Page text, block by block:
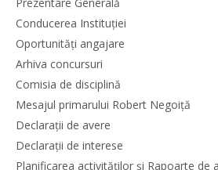
Prezentare Generală
Conducerea Instituției
Oportunități angajare
Arhiva concursuri
Comisia de disciplină
Mesajul primarului Robert Negoiță
Declarații de avere
Declarații de interese
Planificarea activităților și Rapoarte de